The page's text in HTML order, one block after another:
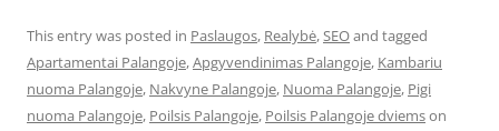
This entry was posted in Paslaugos, Realybė,SEOand tagged
Apartamentai Palangoje,Apgyvendinimas Palangoje, Kambariu
nuoma Palangoje, Nakvyne Palangoje, Nuoma Palangoje, Pigi
nuoma Palangoje, Poilsis Palangoje, Poilsis Palangoje dviemson